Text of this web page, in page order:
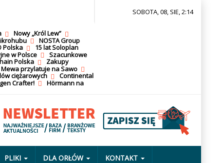
Nowy „Król Lew”
NOSTA Group
Polska
15 lat Soloplan
w Polsce
Szacunkowe
Polska
Zakupy
Mewa przylatuje na Sawo
ciężarowych
Continental
Crafter!
Hörmann na
SOBOTA, 08, SIE, 2:14
PLIKI DLA ORŁÓW KONTAKT